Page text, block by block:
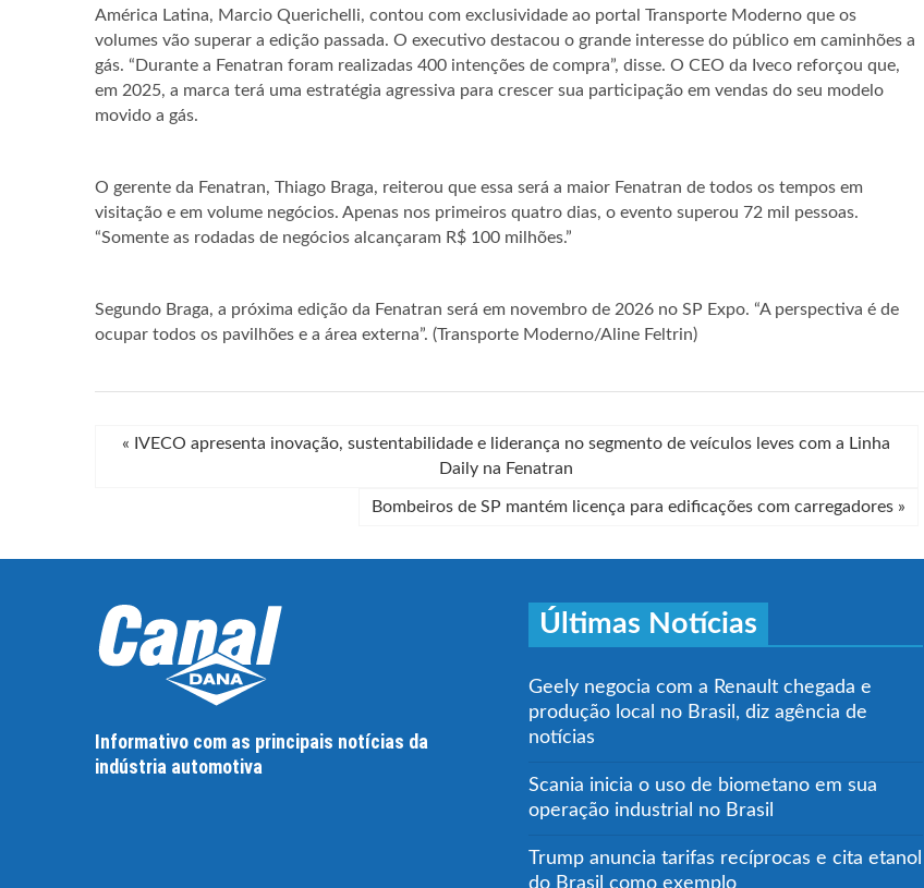
América Latina, Marcio Querichelli, contou com exclusividade ao portal Transporte Moderno que os
volumes vão superar a edição passada. O executivo destacou o grande interesse do público em caminhões a
gás. “Durante a Fenatran foram realizadas 400 intenções de compra”, disse. O CEO da Iveco reforçou que,
em 2025, a marca terá uma estratégia agressiva para crescer sua participação em vendas do seu modelo
movido a gás.
O gerente da Fenatran, Thiago Braga, reiterou que essa será a maior Fenatran de todos os tempos em
visitação e em volume negócios. Apenas nos primeiros quatro dias, o evento superou 72 mil pessoas.
“Somente as rodadas de negócios alcançaram R$ 100 milhões.”
Segundo Braga, a próxima edição da Fenatran será em novembro de 2026 no SP Expo. “A perspectiva é de
ocupar todos os pavilhões e a área externa”. (Transporte Moderno/Aline Feltrin)
« IVECO apresenta inovação, sustentabilidade e liderança no segmento de veículos leves com a Linha
Daily na Fenatran
Bombeiros de SP mantém licença para edificações com carregadores »
Informativo com as principais notícias da
indústria automotiva
Últimas Notícias
Geely negocia com a Renault chegada e
produção local no Brasil, diz agência de
notícias
Scania inicia o uso de biometano em sua
operação industrial no Brasil
Trump anuncia tarifas recíprocas e cita etanol
do Brasil como exemplo